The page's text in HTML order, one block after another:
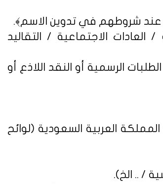
الاجتماعية / التقاليد
الرسمية أو النقد اللاذع أو
العربية السعودية (لوائح